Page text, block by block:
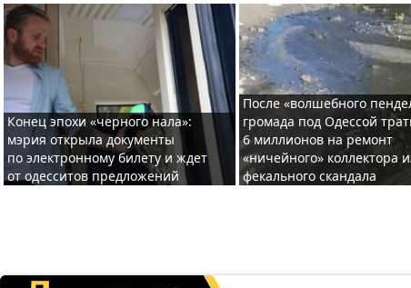
Конец эпохи «черного нала»:
мэрия открыла документы
по электронному билету и ждет
от одесситов предложений
После «волшебного
громада под Одессой
6 миллионов на ремонт
«ничейного» коллектора
фекального скандала